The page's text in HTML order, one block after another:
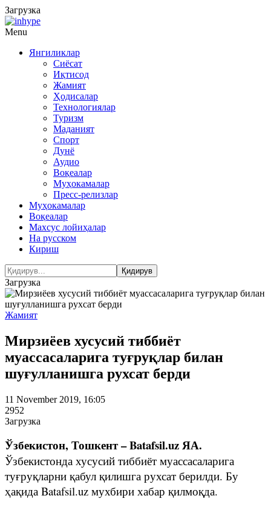
Загрузка
Menu
Янгиликлар
Сиёсат
Иқтисод
Жамият
Ҳодисалар
Технологиялар
Туризм
Маданият
Спорт
Дунё
Аудио
Воқеалар
Муҳокамалар
Пресс-релизлар
Муҳокамалар
Воқеалар
Махсус лойиҳалар
На русском
Кириш
Загрузка
Жамият
Мирзиёев хусусий тиббиёт
муассасаларига туғруқлар билан
шуғулланишга рухсат берди
11 November 2019, 16:05
2952
Загрузка
Ўзбекистон, Тошкент – Batafsil.uz ЯА.
Ўзбекистонда хусусий тиббиёт муассасаларига
туғруқларни қабул қилишга рухсат берилди. Бу
ҳақида Batafsil.uz мухбири хабар қилмоқда.